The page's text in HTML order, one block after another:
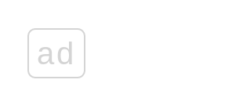
ad